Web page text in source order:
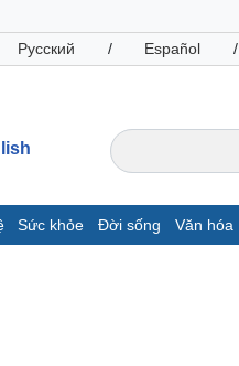
Русский / Español /
Sức khỏe Đời sống Văn hóa